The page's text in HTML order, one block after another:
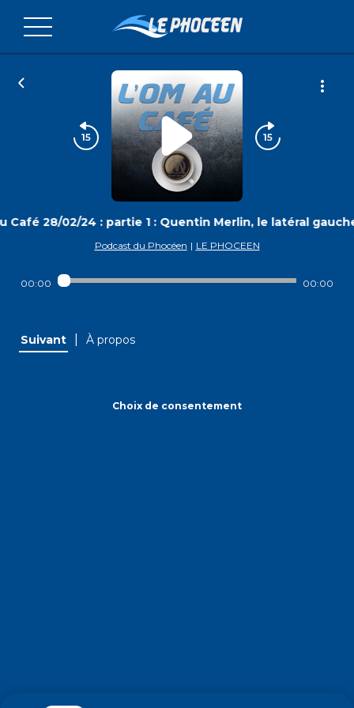
Café 28/02/24 : partie 1 : Quentin Merlin, le latéral
Podcast du Phocéen | LE PHOCEEN
00:00 00:00
Suivant À propos
Choix de consentement